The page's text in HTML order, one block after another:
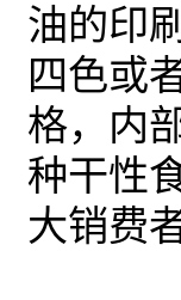
油的印
四色或
格，内
种干性
大销费